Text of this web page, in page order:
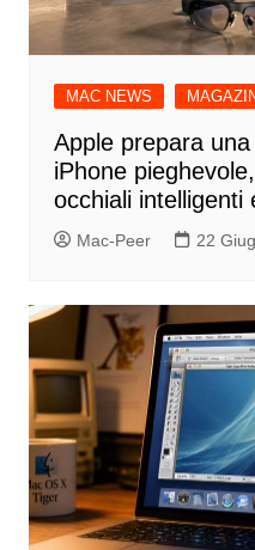
MAC NEWS
Apple prepara
iPhone
occhiali intelligenti
Mac-Peer 22